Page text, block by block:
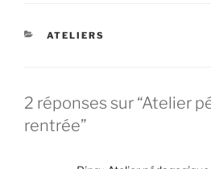
CATÉGORIES
ATELIERS
2 réponses sur “Atelier
rentrée”